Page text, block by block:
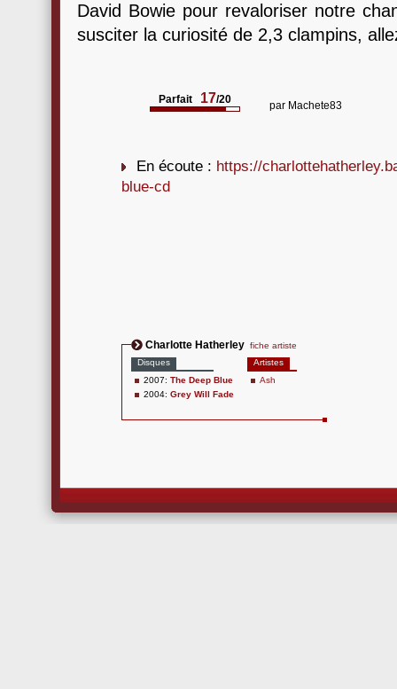
David Bowie pour revaloriser notre
susciter la curiosité de 2,3 clampins,
Parfait 17/20 par Machete83
En écoute : https://
blue-cd
Charlotte Hatherley fiche artiste
Disques
2007: The Deep Blue
2004: Grey Will Fade
Artistes
Ash